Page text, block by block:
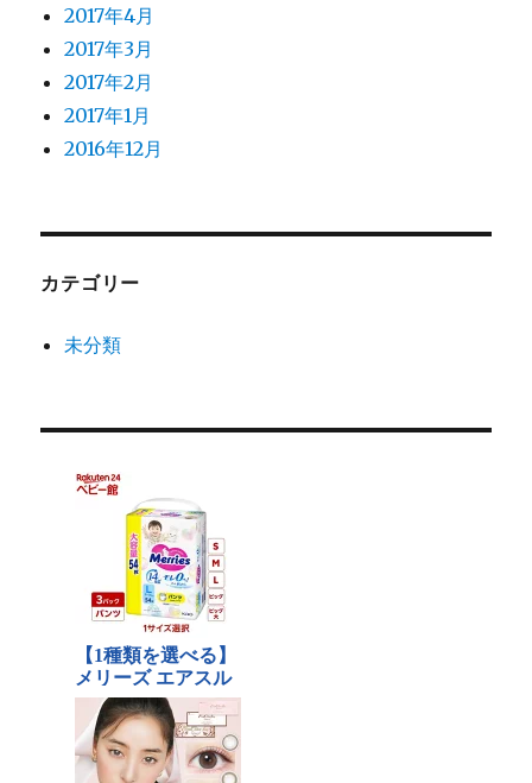
2017年4月
2017年3月
2017年2月
2017年1月
2016年12月
カテゴリー
未分類